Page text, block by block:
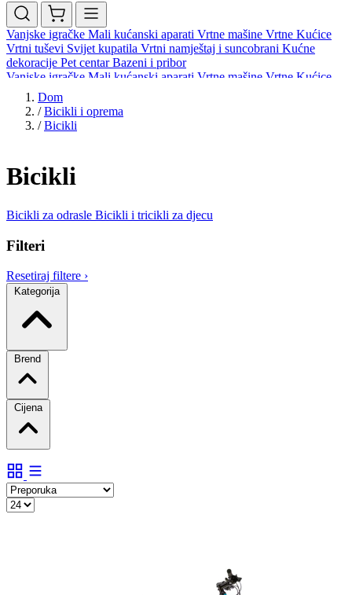
Vanjske igračke Mali kućanski aparati Vrtne mašine Vrtne Kućice
Vrtni tuševi Svijet kupatila Vrtni namještaj i suncobrani Kućne
dekoracije Pet centarBazeni i pribor
Vanjske igračke Mali kućanski aparati Vrtne mašine Vrtne Kućice
Vrtni tuševi
dekoracijePet centar
Dom
/ Bicikli i oprema
/ Bicikli
Bicikli
Bicikli za odrasle Bicikli i tricikli za djecu
Filteri
Resetiraj filtere ›
Kategorija
Brend
Cijena